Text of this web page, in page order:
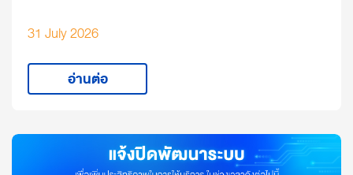
31 July 2026
อ่านต่อ